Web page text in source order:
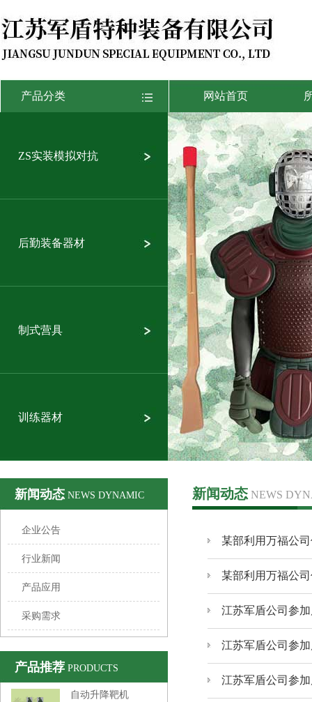
产品分类 网站首页
ZS实装模拟对抗
后勤装备器材
制式营具
训练器材
新闻动态 NEWS DYNAMIC
企业公告
行业新闻
产品应用
采购需求
产品推荐 PRODUCTS
新闻动态 NEWS
某部利用万福公
某部利用万福公
江苏军盾公司参
江苏军盾公司参
江苏军盾公司参